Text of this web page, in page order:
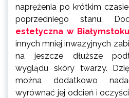
naprężenia po krótkim
poprzedniego stanu.
estetyczna w Białymstoku
innych mniej inwazyjnych
na jeszcze dłuższe
wyglądu skóry twarzy.
można dodatkowo
wyrównać jej odcień i